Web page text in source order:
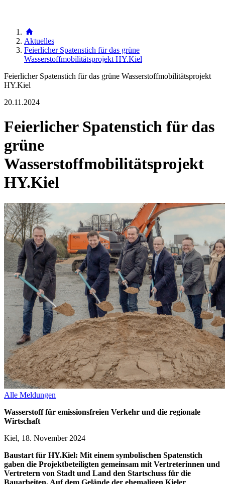
Aktuelles
Feierlicher Spatenstich für das grüne
Wasserstoffmobilitätsprojekt HY.Kiel
Feierlicher Spatenstich für das grüne Wasserstoffmobilitätsprojekt
HY.Kiel
20.11.2024
Feierlicher Spatenstich für das
grüne
Wasserstoffmobilitätsprojekt
HY.Kiel
Alle Meldungen
Wasserstoff für emissionsfreien Verkehr und die regionale
Wirtschaft
Kiel, 18. November 2024
Baustart für HY.Kiel: Mit einem symbolischen Spatenstich
gaben die Projektbeteiligten gemeinsam mit Vertreterinnen und
Vertretern von Stadt und Land den Startschuss für die
Bauarbeiten. Auf dem Gelände der ehemaligen Kieler